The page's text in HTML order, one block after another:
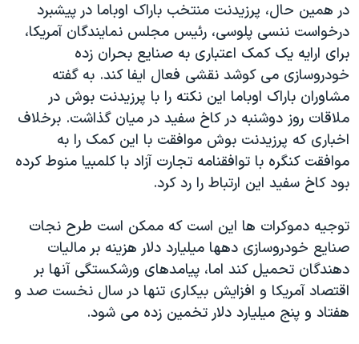
در همین حال، پرزیدنت منتخب باراک اوباما در پیشبرد
درخواست ننسی پلوسی، رئیس مجلس نمایندگان آمریکا،
برای ارايه یک کمک اعتباری به صنایع بحران زده
خودروسازی می کوشد نقشی فعال ایفا کند. به گفته
مشاوران باراک اوباما این نکته را با پرزیدنت بوش در
ملاقات روز دوشنبه در کاخ سفید در میان گذاشت. برخلاف
اخباری که پرزیدنت بوش موافقت با این کمک را به
موافقت کنگره با توافقنامه تجارت آزاد با کلمبیا منوط کرده
بود کاخ سفید این ارتباط را رد کرد.
توجیه دموکرات ها این است که ممکن است طرح نجات
صنایع خودروسازی دهها میلیارد دلار هزینه بر مالیات
دهندگان تحمیل کند اما، پیامدهای ورشکستگی آنها بر
اقتصاد آمریکا و افزایش بیکاری تنها در سال نخست صد و
هفتاد و پنج میلیارد دلار تخمین زده می شود.